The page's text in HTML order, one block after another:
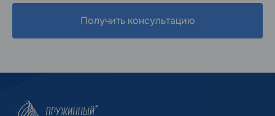
Получить консультацию